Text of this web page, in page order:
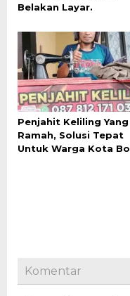
Belakan Layar.
Penjahit Keliling Yang
Ramah, Solusi Tepat
Untuk Warga Kota
Komentar